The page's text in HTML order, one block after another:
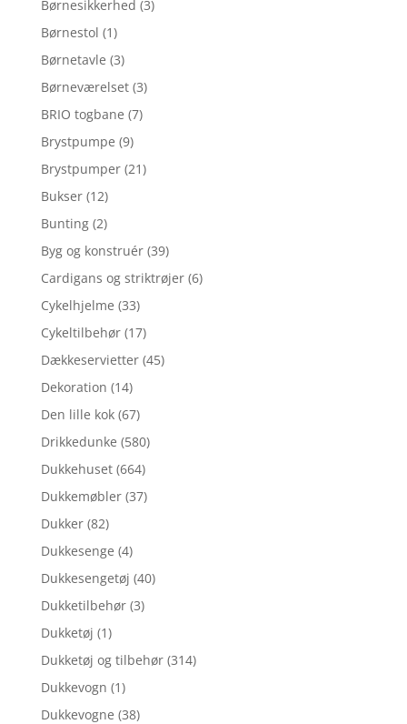
Børnesikkerhed (3)
Børnestol (1)
Børnetavle (3)
Børneværelset (3)
BRIO togbane (7)
Brystpumpe (9)
Brystpumper (21)
Bukser (12)
Bunting (2)
Byg og konstruér (39)
Cardigans og striktrøjer (6)
Cykelhjelme (33)
Cykeltilbehør (17)
Dækkeservietter (45)
Dekoration (14)
Den lille kok (67)
Drikkedunke (580)
Dukkehuset (664)
Dukkemøbler (37)
Dukker (82)
Dukkesenge (4)
Dukkesengetøj (40)
Dukketilbehør (3)
Dukketøj (1)
Dukketøj og tilbehør (314)
Dukkevogn (1)
Dukkevogne (38)